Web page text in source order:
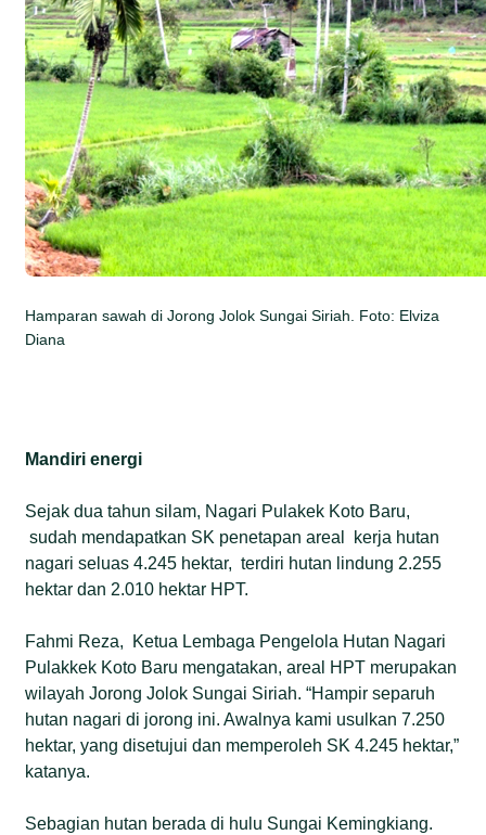
Hamparan sawah di Jorong Jolok Sungai Siriah. Foto: Elviza
Diana
Mandiri energi
Sejak dua tahun silam, Nagari Pulakek Koto Baru,
sudah mendapatkan SK penetapan areal kerja hutan
nagari seluas 4.245 hektar, terdiri hutan lindung 2.255
hektar dan 2.010 hektar HPT.
Fahmi Reza, Ketua Lembaga Pengelola Hutan Nagari
Pulakkek Koto Baru mengatakan, areal HPT merupakan
wilayah Jorong Jolok Sungai Siriah. “Hampir separuh
hutan nagari di jorong ini. Awalnya kami usulkan 7.250
hektar, yang disetujui dan memperoleh SK 4.245 hektar,”
katanya.
Sebagian hutan berada di hulu Sungai Kemingkiang.